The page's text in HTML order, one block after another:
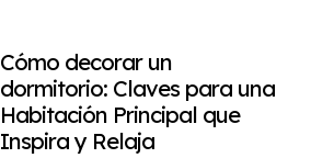
Cómo decorar un
dormitorio: Claves para una
Habitación Principal que
Inspira y Relaja